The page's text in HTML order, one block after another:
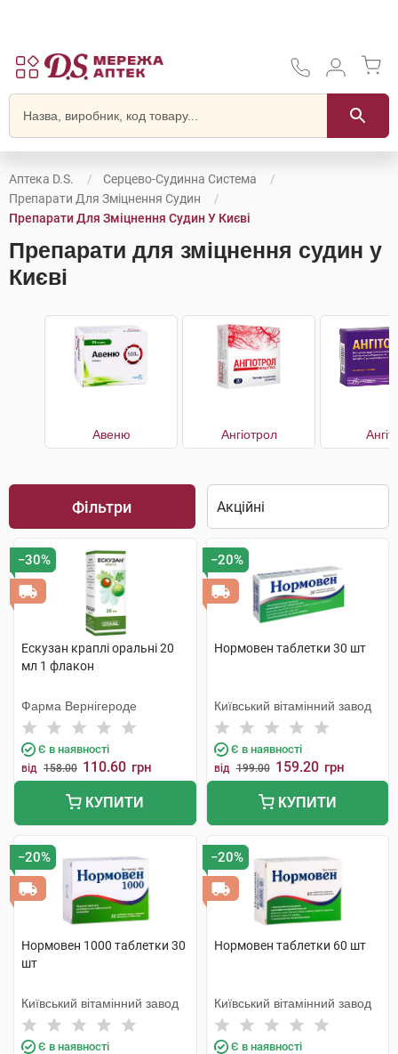
Аптека D.S.
Серцево-Судинна Система
Препарати Для Зміцнення Судин
Препарати Для Зміцнення Судин У Києві
Препарати для зміцнення судин у
Києві
Авеню Ангіотрол
Фільтри
−30%
Ескузан краплі оральні 20
мл 1 флакон
Фарма Вернігероде
Є в наявності
від 158.00 110.60 грн
КУПИТИ
−20%
Нормовен таблетки 30 шт
Київський вітамінний завод
Є в наявності
від 199.00 159.20 грн
КУПИТИ
−20%
Нормовен 1000 таблетки 30
шт
Київський вітамінний завод
Є в наявності
−20%
Нормовен таблетки 60 шт
Київський вітамінний завод
Є в наявності